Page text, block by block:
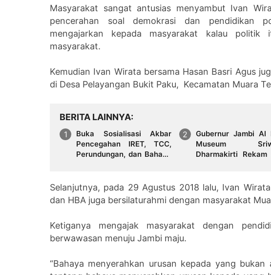
Masyarakat sangat antusias menyambut Ivan
pencerahan soal demokrasi dan pendidikan
mengajarkan kepada masyarakat kalau
masyarakat.
Kemudian Ivan Wirata bersama Hasan Basri Agus
di Desa Pelayangan Bukit Paku, Kecamatan Muara
BERITA LAINNYA
Buka Sosialisasi Akbar
Pencegahan IRET, TCC,
Perundungan, dan Bahaya
Gubernur Jambi Al
Museum
Dharmakirti Rekam Jejak
Utuh
Selanjutnya, pada 29 Agustus 2018 lalu, Ivan
dan HBA juga bersilaturahmi dengan masyarakat
Ketiganya mengajak masyarakat dengan
berwawasan menuju Jambi maju.
“Bahaya menyerahkan urusan kepada yang